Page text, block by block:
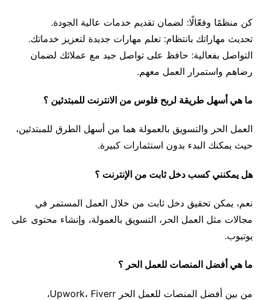
كن منظمًا وفعّالًا: لضمان تقديم خدمات عالية الجودة.
تحديث مهاراتك بانتظام: تعلم مهارات جديدة لتعزيز خدماتك.
التواصل بفعالية: حافظ على تواصل جيد مع عملائك لضمان
رضاهم واستمرار العمل معهم.
ما هي أسهل طريقة لربح فلوس من الانترنت للمبتدئين ؟
العمل الحر والتسويق بالعمولة هما من أسهل الطرق للمبتدئين،
حيث يمكنك البدء بدون استثمارات كبيرة.
هل يمكنني كسب دخل ثابت من الإنترنت ؟
نعم، يمكن تحقيق دخل ثابت من خلال العمل المستمر في
مجالات مثل العمل الحر، التسويق بالعمولة، وإنشاء محتوى على
يوتيوب.
ما هي أفضل المنصات للعمل الحر ؟
من بين أفضل المنصات للعمل الحر Upwork، Fiverr،